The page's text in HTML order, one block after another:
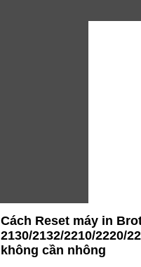
Cách Reset máy in
2130/2132/2210/2220/
không cần nhông